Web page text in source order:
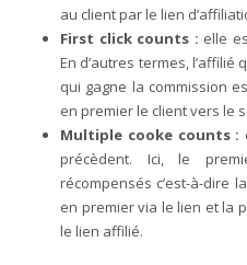
au client par le lien
First click counts : elle
En d’autres termes, l’affilié
qui gagne la commission
en premier le client vers le
Multiple cooke counts :
précèdent. Ici, le
récompensés c’est-à-dire
en premier via le lien et la
le lien affilié.